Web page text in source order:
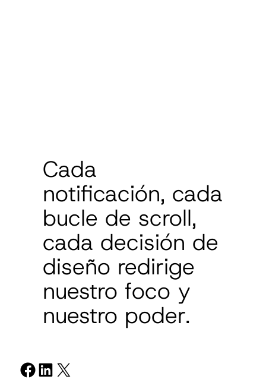
Cada
notificación, cada
bucle de scroll,
cada decisión de
diseño redirige
nuestro foco y
nuestro poder.
Compartir en Facebook Compartir en LinkedIn Compartir en X